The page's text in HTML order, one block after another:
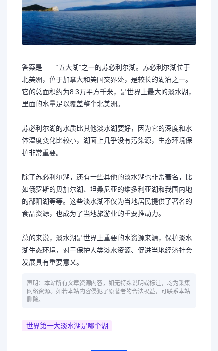
答案是——“五大湖”之一的苏必利尔湖。苏必利尔湖位于
北美洲，位于加拿大和美国交界处，是较长的湖泊之一。
它的总面积约为8.3万平方千米，是世界上最大的淡水湖，
里面的水量足以覆盖整个北美洲。
苏必利尔湖的水质比其他淡水湖要好，因为它的深度和水
体温度变化比较小，湖面上几乎没有污染源，生态环境保
护非常重要。
除了苏必利尔湖，还有一些其他的淡水湖也非常著名，比
如俄罗斯的贝加尔湖、坦桑尼亚的维多利亚湖和我国内地
的鄱阳湖等等。这些淡水湖不仅为当地居民提供了著名的
食品资源，也成为了当地旅游业的重要推动力。
总的来说，淡水湖是世界上重要的水资源来源，保护淡水
湖生态环境，对于保护人类淡水资源、促进当地经济社会
发展具有重要意义。
声明：本站所有文章资源内容，如无特殊说明或标注，均为采集
网络资源。如若本站内容侵犯了原著者的合法权益，可联系本站
删除。
世界第一大淡水湖是哪个湖